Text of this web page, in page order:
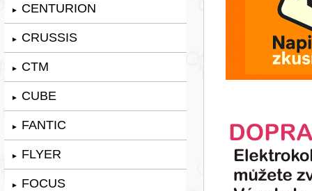
► CENTURION
► CRUSSIS
► CTM
► CUBE
► FANTIC
► FLYER
► FOCUS